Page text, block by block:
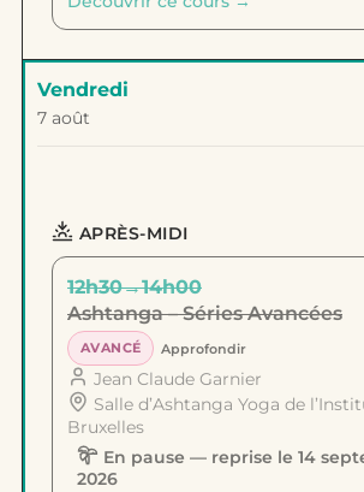
Vendredi
7 août
APRÈS-MIDI
12h30→14h00
Ashtanga – Séries Avancées
AVANCÉ Approfondir
Jean Claude Garnier
Salle d’Ashtanga Yoga de
Bruxelles
En pause — reprise le 14
2026